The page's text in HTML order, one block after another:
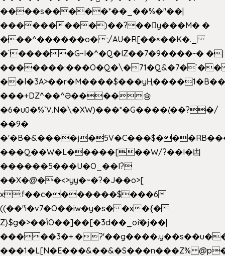
����s�����*��_��%�"��|
���������)��?��򥞾y���M� �
���^������o�;/AU�R[��×��K�._
�`�����G~I�^�Q�IZ��7�9����-� �|
�������:���O�Q�\�
���+DZ^��^Ə����슝
�6�uū�%`V.N�\�XW)���*�G����/̨��?�/
��9�
���Q��W�L�����[��W/?��I�凷
������5���U�O_��I?
��X�@��<>yy�~�?�J��o>[
x:f��c�������$���6
((��"i�v7�O��iw�y�s��x�{�
Z}$g�>��ݳO��]��[�3d��_oަi�j��|
�����3�+.�
���1�L[N�E���&��&�S���n���Z%